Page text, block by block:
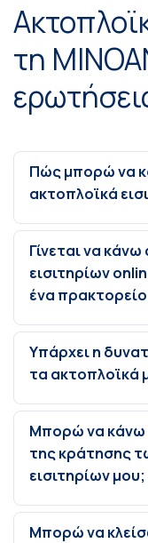
τη
Πώς μπορώ να
ακτοπλοϊκά
Γίνεται να
εισιτηρίων
ένα
Υπάρχει η
τα ακτοπλοϊκά
Μπορώ να κάνω
της κράτησης
εισιτηρίων μου;
Μπορώ να